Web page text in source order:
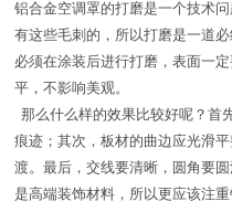
铝合金空调罩的打磨是一个技术
有这些毛刺的，所以打磨是一道
必须在涂装后进行打磨，表面一
平，不影响美观。
那么什么样的效果比较好呢？首
痕迹；其次，板材的曲边应光滑
渡。最后，交线要清晰，圆角要
是高端装饰材料，所以更应该注